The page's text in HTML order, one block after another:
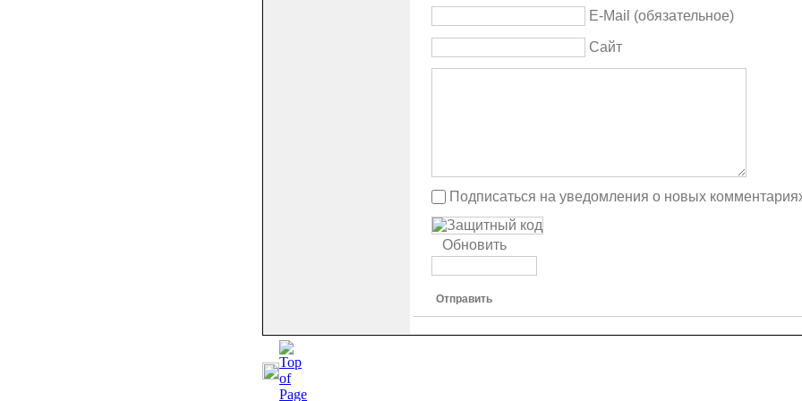
E-Mail (обязательное)
Сайт
Подписаться на уведомления о новых
Обновить
Отправить